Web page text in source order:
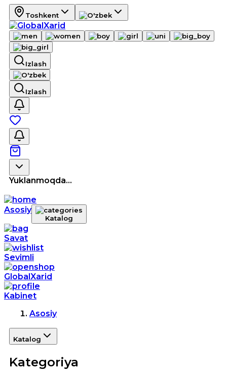
Toshkent
Izlash
Izlash
Yuklanmoqda...
Asosiy
Katalog
Savat
Sevimli
GlobalXarid
Kabinet
Asosiy
Katalog
Kategoriya